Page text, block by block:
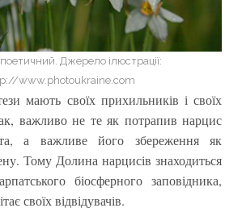
Джерело ілюстрації:
www.photoukraine.com
мають своїх прихильників і своїх
важливо не те як потрапив нарцис
а важливе його збереження як
Тому Долина нарцисів знаходиться
біосферного заповідника,
своїх відвідувачів.